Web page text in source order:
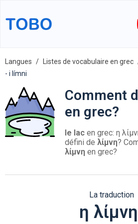
Langues Listes de vocabulaire en grec
- i límni
Comment
en grec?
le lac en grec: η
défini de λίμνη?
λίμνη en grec?
La traduction
η λίμνη